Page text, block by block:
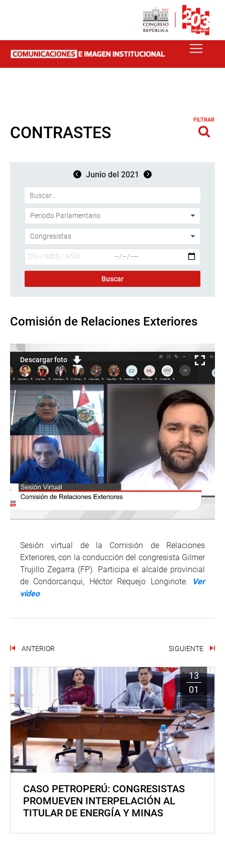
CONTRASTES
FILTRAR
Junio del 2021
Comisión de Relaciones Exteriores
Descargar foto
Sesión virtual de la Comisión de Relaciones
Exteriores, con la conducción del congresista Gilmer
Trujillo Zegarra (FP). Participa el alcalde provincial
de Condorcanqui, Héctor Requejo Longinote.
Ver
vídeo
ANTERIOR SIGUIENTE
13
01
CASO PETROPERÚ: CONGRESISTAS
PROMUEVEN INTERPELACIÓN AL
TITULAR DE ENERGÍA Y MINAS